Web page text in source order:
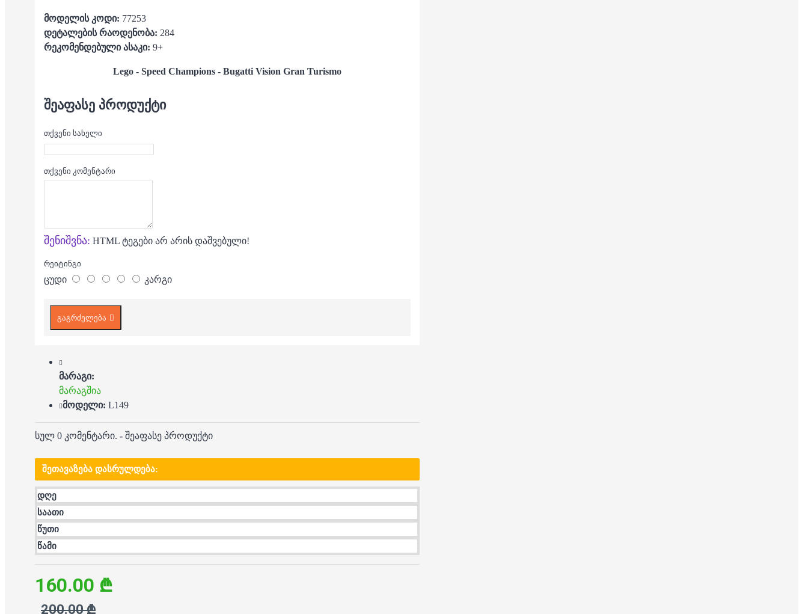
მოდელის კოდი: 77253
დეტალების რაოდენობა: 284
რეკომენდებული ასაკი: 9+
Lego - Speed Champions - Bugatti Vision Gran Turismo
ᲨᲔᲐᲤᲐᲡᲔ ᲞᲠᲝᲓᲣᲥᲢᲘ
თქვენი სახელი
თქვენი კომენტარი
შენიშვნა: HTML ტეგები არ არის დაშვებული!
რეიტინგი
ცუდი კარგი
გაგრძელება
მარაგი:
მარაგშია
მოდელი: L149
სულ 0 კომენტარი. - შეაფასე პროდუქტი
ᲨᲔᲗᲐᲕᲐᲖᲔᲑᲐ ᲓᲐᲡᲠᲣᲚᲓᲔᲑᲐ:
დღე
საათი
წუთი
წამი
160.00 ₾
200.00 ₾